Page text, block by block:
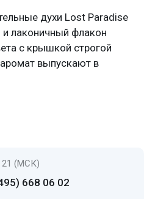
духи Lost Paradise
лаконичный флакон
с крышкой строгой
выпускают в
21 (МСК)
668 06 02